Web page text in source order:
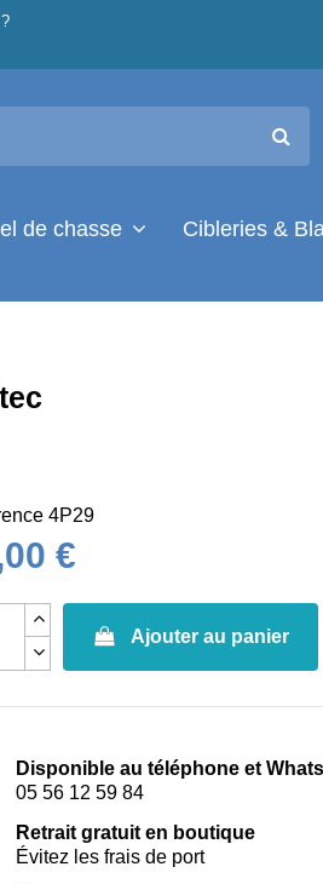
de chasse Cibleries &
4P29
€
Ajouter au panier
Disponible au téléphone et
05 56 12 59 84
Retrait gratuit en boutique
Évitez les frais de port